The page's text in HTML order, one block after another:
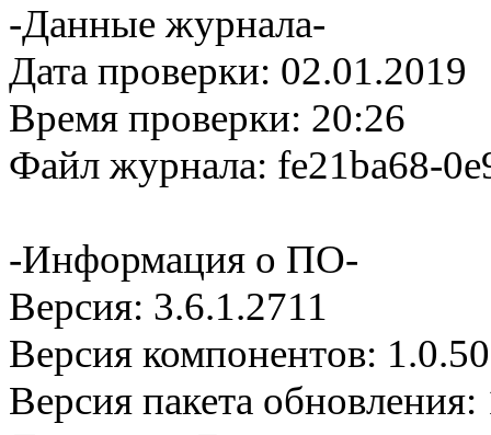
-Данные журнала-
Дата проверки: 02.01.2019
Время проверки: 20:26
Файл журнала: fe21ba68-
-Информация о ПО-
Версия: 3.6.1.2711
Версия компонентов:
Версия пакета